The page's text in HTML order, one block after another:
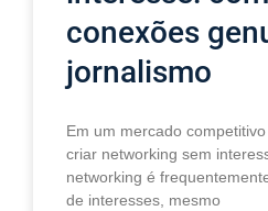
conexões
jornalismo
Em um mercado
criar networking sem
networking é
de interesses, mesmo